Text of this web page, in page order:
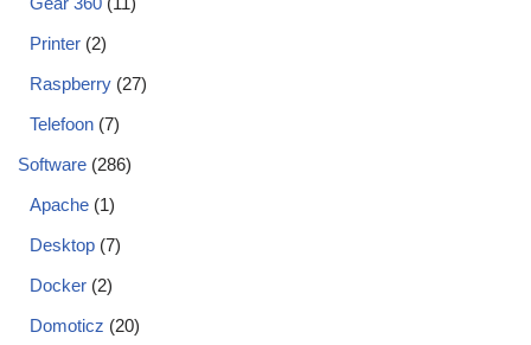
Printer (2)
Raspberry (27)
Telefoon (7)
Software (286)
Apache (1)
Desktop (7)
Docker (2)
Domoticz (20)